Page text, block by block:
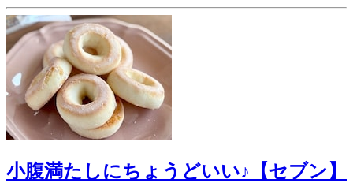
小腹満たしにちょうどいい♪【セブン】